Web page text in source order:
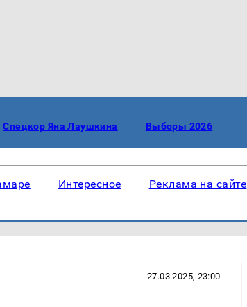
Спецкор Яна Лаушкина Выборы 2026
Интересное Реклама на сайте
27.03.2025, 23:00